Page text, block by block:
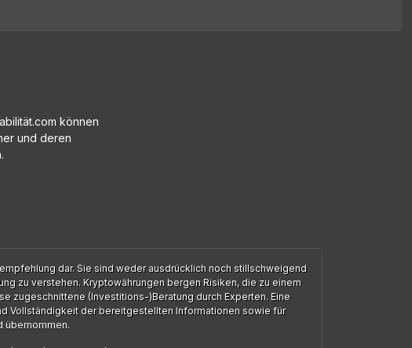
können
und deren
dar. Sie sind weder ausdrücklich noch stillschweigend
zu verstehen. Kryptowährungen bergen Risiken, die zu einem
zugeschnittene (Investitions-)Beratung durch Experten. Eine
Vollständigkeit der bereitgestellten Informationen sowie für
übernommen.